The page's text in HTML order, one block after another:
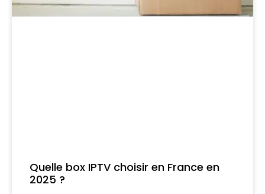
Quelle box IPTV choisir en France en
2025 ?